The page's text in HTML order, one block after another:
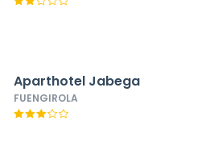
Aparthotel Jabega
FUENGIROLA